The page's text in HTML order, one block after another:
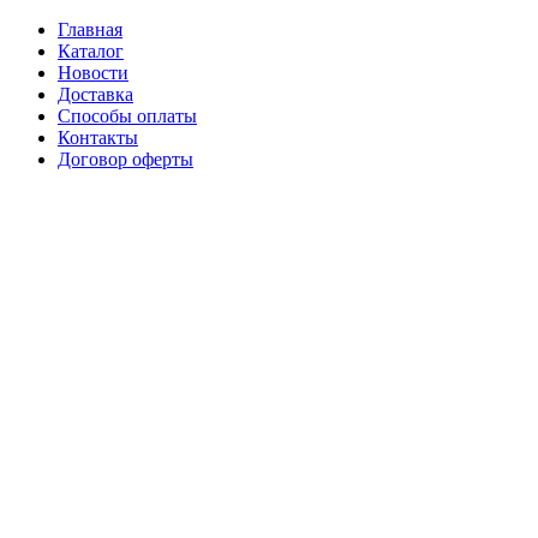
Главная
Каталог
Новости
Доставка
Способы оплаты
Контакты
Договор оферты